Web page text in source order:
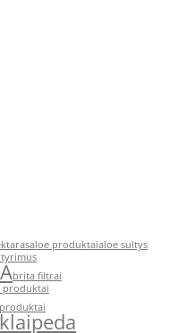
aloe produktaialoe sultys
tyrimus
brita filtrai
produktai